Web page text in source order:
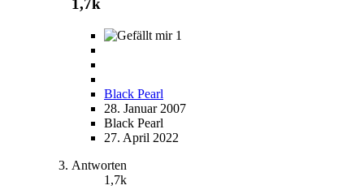
1,7k
1
Black Pearl
28. Januar 2007
Black Pearl
27. April 2022
Antworten
1,7k